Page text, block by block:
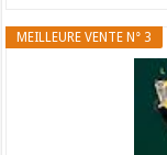
MEILLEURE VENTE N° 3